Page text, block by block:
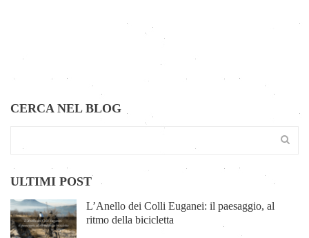
CERCA NEL BLOG
ULTIMI POST
L’Anello dei Colli Euganei: il paesaggio, al
ritmo della bicicletta